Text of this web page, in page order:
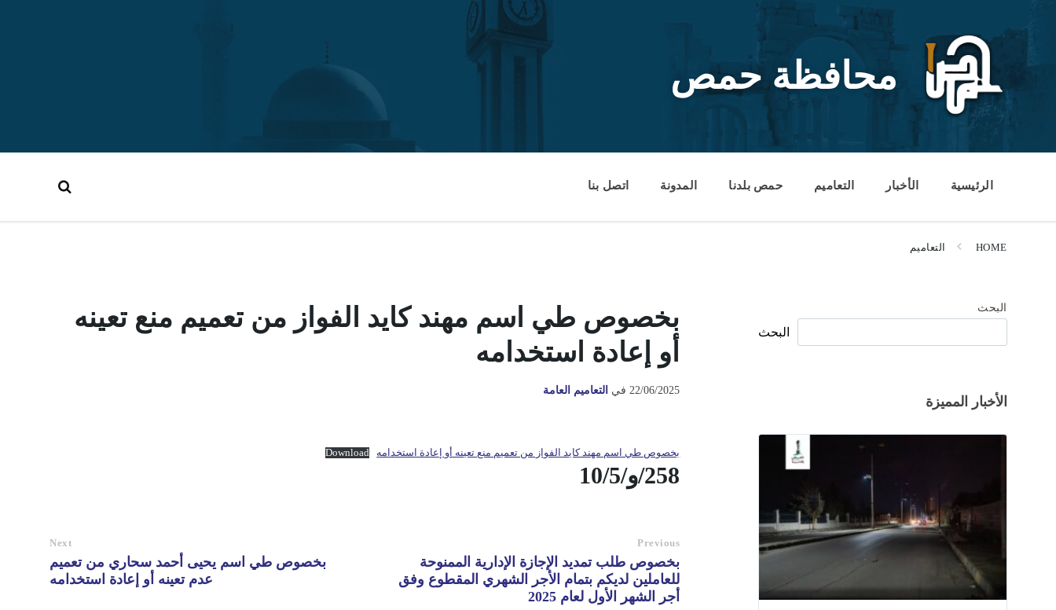
content
محافظة حمص
الرئيسية الأخبار التعاميم حمص بلدنا المدونة اتصل بنا
HOME التعاميم
بخصوص طي اسم مهند كايد الفواز من تعميم منع تعينه
أو إعادة استخدامه
22/06/2025 في التعاميم العامة
بخصوص طي اسم مهند كايد الفواز من تعميم منع تعينه أو إعادة استخدامه Download
258/و/10/5
Previous
بخصوص طلب تمديد الإجازة الإدارية الممنوحة
للعاملين لديكم بتمام الأجر الشهري المقطوع وفق
أجر الشهر الأول لعام 2025
Next
بخصوص طي اسم يحيى أحمد سحاري من تعميم
عدم تعينه أو إعادة استخدامه
البحث
البحث
الأخبار المميزة